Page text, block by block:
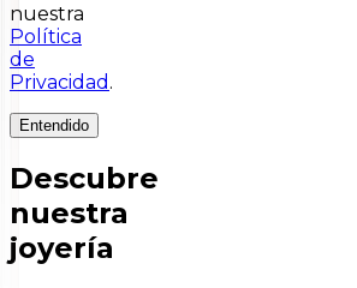
nuestra
Política
de
Privacidad .
Entendido
Descubre
nuestra
joyería